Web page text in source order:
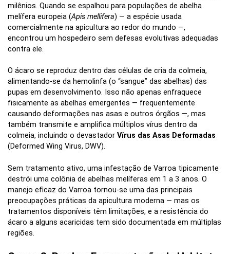
milênios. Quando se espalhou para populações de abelha
melífera europeia (Apis mellifera) — a espécie usada
comercialmente na apicultura ao redor do mundo —,
encontrou um hospedeiro sem defesas evolutivas adequadas
contra ele.
O ácaro se reproduz dentro das células de cria da colmeia,
alimentando-se da hemolinfa (o “sangue” das abelhas) das
pupas em desenvolvimento. Isso não apenas enfraquece
fisicamente as abelhas emergentes — frequentemente
causando deformações nas asas e outros órgãos —, mas
também transmite e amplifica múltiplos vírus dentro da
colmeia, incluindo o devastador Vírus das Asas Deformadas
(Deformed Wing Virus, DWV).
Sem tratamento ativo, uma infestação de Varroa tipicamente
destrói uma colônia de abelhas melíferas em 1 a 3 anos. O
manejo eficaz do Varroa tornou-se uma das principais
preocupações práticas da apicultura moderna — mas os
tratamentos disponíveis têm limitações, e a resistência do
ácaro a alguns acaricidas tem sido documentada em múltiplas
regiões.